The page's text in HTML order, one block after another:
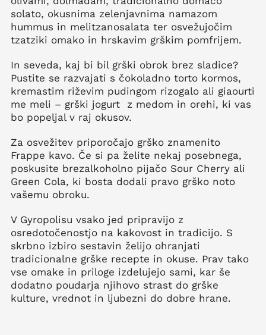
solato, okusnima zelenjavnima namazom
hummus in melitzanosalata ter osvežujočim
tzatziki omako in hrskavim grškim pomfrijem.
In seveda, kaj bi bil grški obrok brez sladice?
Pustite se razvajati s čokoladno torto kormos,
kremastim riževim pudingom rizogalo ali giaourti
me meli – grški jogurt z medom in orehi, ki vas
bo popeljal v raj okusov.
Za osvežitev priporočajo grško znamenito
Frappe kavo. Če si pa želite nekaj posebnega,
poskusite brezalkoholno pijačo Sour Cherry ali
Green Cola, ki bosta dodali pravo grško noto
vašemu obroku.
V Gyropolisu vsako jed pripravijo z
osredotočenostjo na kakovost in tradicijo. S
skrbno izbiro sestavin želijo ohranjati
tradicionalne grške recepte in okuse. Prav tako
vse omake in priloge izdelujejo sami, kar še
dodatno poudarja njihovo strast do grške
kulture, vrednot in ljubezni do dobre hrane.